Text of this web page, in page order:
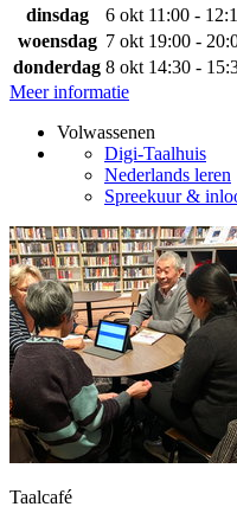
dinsdag 6 okt 11:00 -
woensdag 7 okt 19:00 -
donderdag 8 okt 14:30 -
Meer informatie
Volwassenen
Digi-Taalhuis
Nederlands leren
Spreekuur &
Taalcafé